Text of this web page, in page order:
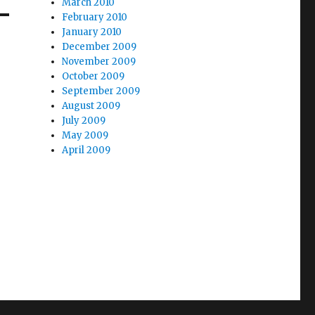
March 2010
February 2010
January 2010
December 2009
November 2009
October 2009
September 2009
August 2009
July 2009
May 2009
April 2009